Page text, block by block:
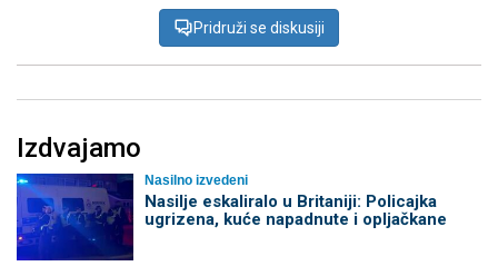
Pridruži se diskusiji
Izdvajamo
Nasilno izvedeni
Nasilje eskaliralo u Britaniji: Policajka
ugrizena, kuće napadnute i opljačkane